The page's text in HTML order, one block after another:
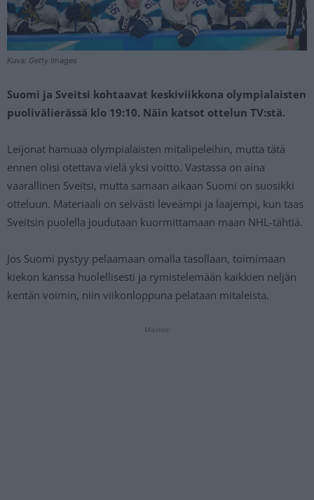
Kuva: Getty Images
Suomi ja Sveitsi kohtaavat keskiviikkona olympialaisten
puolivälierässä klo 19:10. Näin katsot ottelun TV:stä.
Leijonat hamuaa olympialaisten mitalipeleihin, mutta tätä
ennen olisi otettava vielä yksi voitto. Vastassa on aina
vaarallinen Sveitsi, mutta samaan aikaan Suomi on suosikki
otteluun. Materiaali on selvästi leveämpi ja laajempi, kun taas
Sveitsin puolella joudutaan kuormittamaan maan NHL-tähtiä.
Jos Suomi pystyy pelaamaan omalla tasollaan, toimimaan
kiekon kanssa huolellisesti ja rymistelemään kaikkien neljän
kentän voimin, niin viikonloppuna pelataan mitaleista.
Mainos: